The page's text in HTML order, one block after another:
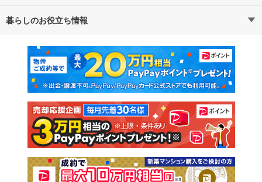
通勤・通学時間から探す
不動産・住宅
新築マンション 中古マンション
新築一戸建て 中古一戸建て
注文住宅 土地
売却査定
暮らしのお役立ち情報
マンションカタログ 教えて！住まいの先生